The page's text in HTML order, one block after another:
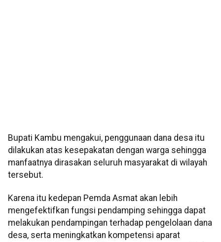
Bupati Kambu mengakui, penggunaan dana desa itu
dilakukan atas kesepakatan dengan warga sehingga
manfaatnya dirasakan seluruh masyarakat di wilayah
tersebut.
Karena itu kedepan Pemda Asmat akan lebih
mengefektifkan fungsi pendamping sehingga dapat
melakukan pendampingan terhadap pengelolaan dana
desa, serta meningkatkan kompetensi aparat